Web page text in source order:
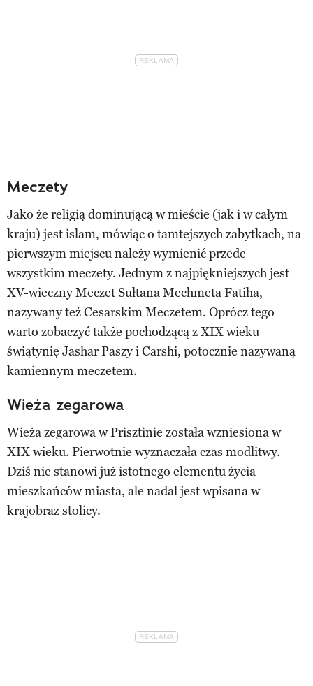
Meczety
Jako że religią dominującą w mieście (jak i w całym
kraju) jest islam, mówiąc o tamtejszych zabytkach, na
pierwszym miejscu należy wymienić przede
wszystkim meczety. Jednym z najpiękniejszych jest
XV-wieczny Meczet Sułtana Mechmeta Fatiha,
nazywany też Cesarskim Meczetem. Oprócz tego
warto zobaczyć także pochodzącą z XIX wieku
świątynię Jashar Paszy i Carshi, potocznie nazywaną
kamiennym meczetem.
Wieża zegarowa
Wieża zegarowa w Prisztinie została wzniesiona w
XIX wieku. Pierwotnie wyznaczała czas modlitwy.
Dziś nie stanowi już istotnego elementu życia
mieszkańców miasta, ale nadal jest wpisana w
krajobraz stolicy.